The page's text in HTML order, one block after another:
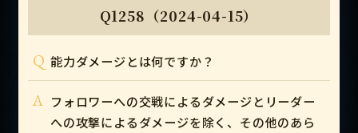
Q1258（2024-04-15）
Q 能力ダメージとは何ですか？
A フォロワーへの交戦によるダメージとリーダー
への攻撃によるダメージを除く、その他のあら